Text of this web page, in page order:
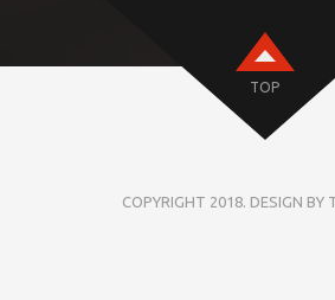
TOP
COPYRIGHT 2018. DESIGN BY